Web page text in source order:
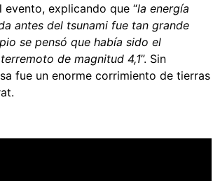
evento, explicando que “la energía
antes del tsunami fue tan grande
se pensó que había sido el
de magnitud 4,1”. Sin
fue un enorme corrimiento de tierras